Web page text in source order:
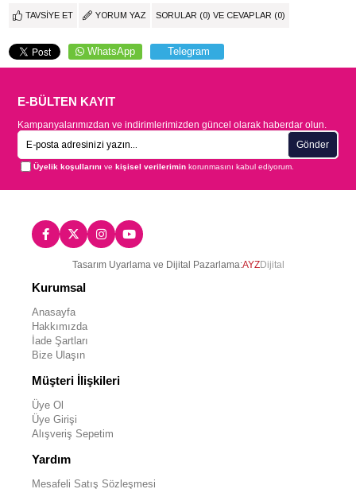
TAVSIYE ET YORUM YAZ SORULAR (0) VE CEVAPLAR (0)
WhatsApp Telegram
E-BÜLTEN KAYIT
Kampanyalarımızdan ve indirimlerimizden güncel olarak haberdar olun.
Gönder
Üyelik koşullarını vekişisel verilerimin korunmasını kabul ediyorum.
Tasarım Uyarlama ve Dijital Pazarlama:AYZDijital
Kurumsal
Anasayfa
Hakkımızda
İade Şartları
Bize Ulaşın
Müşteri İlişkileri
Üye Ol
Üye Girişi
Alışveriş Sepetim
Yardım
Mesafeli Satış Sözleşmesi